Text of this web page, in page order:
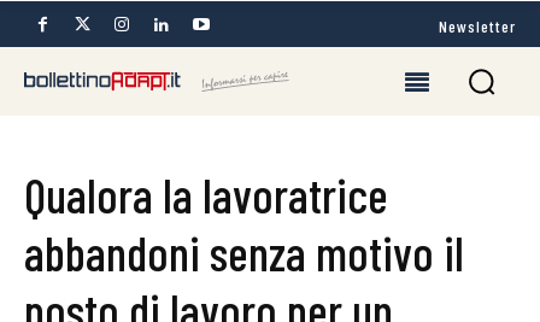
Newsletter
Qualora la lavoratrice
abbandoni senza motivo il
posto di lavoro per un